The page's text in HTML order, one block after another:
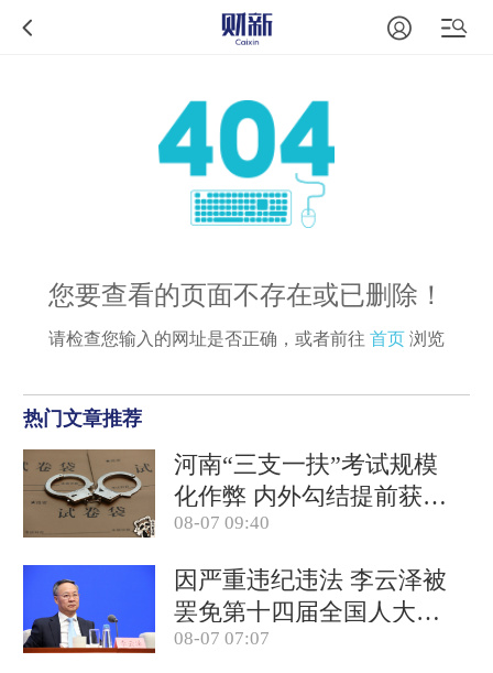
您要查看的页面不存在或已删除！
请检查您输入的网址是否正确，或者前往 首页 浏览
热门文章推荐
河南“三支一扶”考试规模
化作弊 内外勾结提前获取
试卷
08-07 09:40
因严重违纪违法 李云泽被
罢免第十四届全国人大代
表职务
08-07 07:07